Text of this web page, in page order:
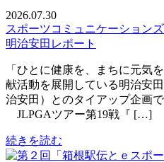
2026.07.30
スポーツコミュニケーションズ
明治安田レポート
「ひとに健康を、まちに元気
献活動を展開している明治安
治安田）とのタイアップ企
JLPGAツアー第19戦『 […]
続きを読む